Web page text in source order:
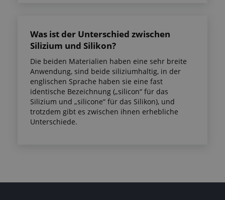
Was ist der Unterschied zwischen
Silizium und Silikon?
Die beiden Materialien haben eine sehr breite
Anwendung, sind beide siliziumhaltig, in der
englischen Sprache haben sie eine fast
identische Bezeichnung („silicon“ für das
Silizium und „silicone“ für das Silikon), und
trotzdem gibt es zwischen ihnen erhebliche
Unterschiede.